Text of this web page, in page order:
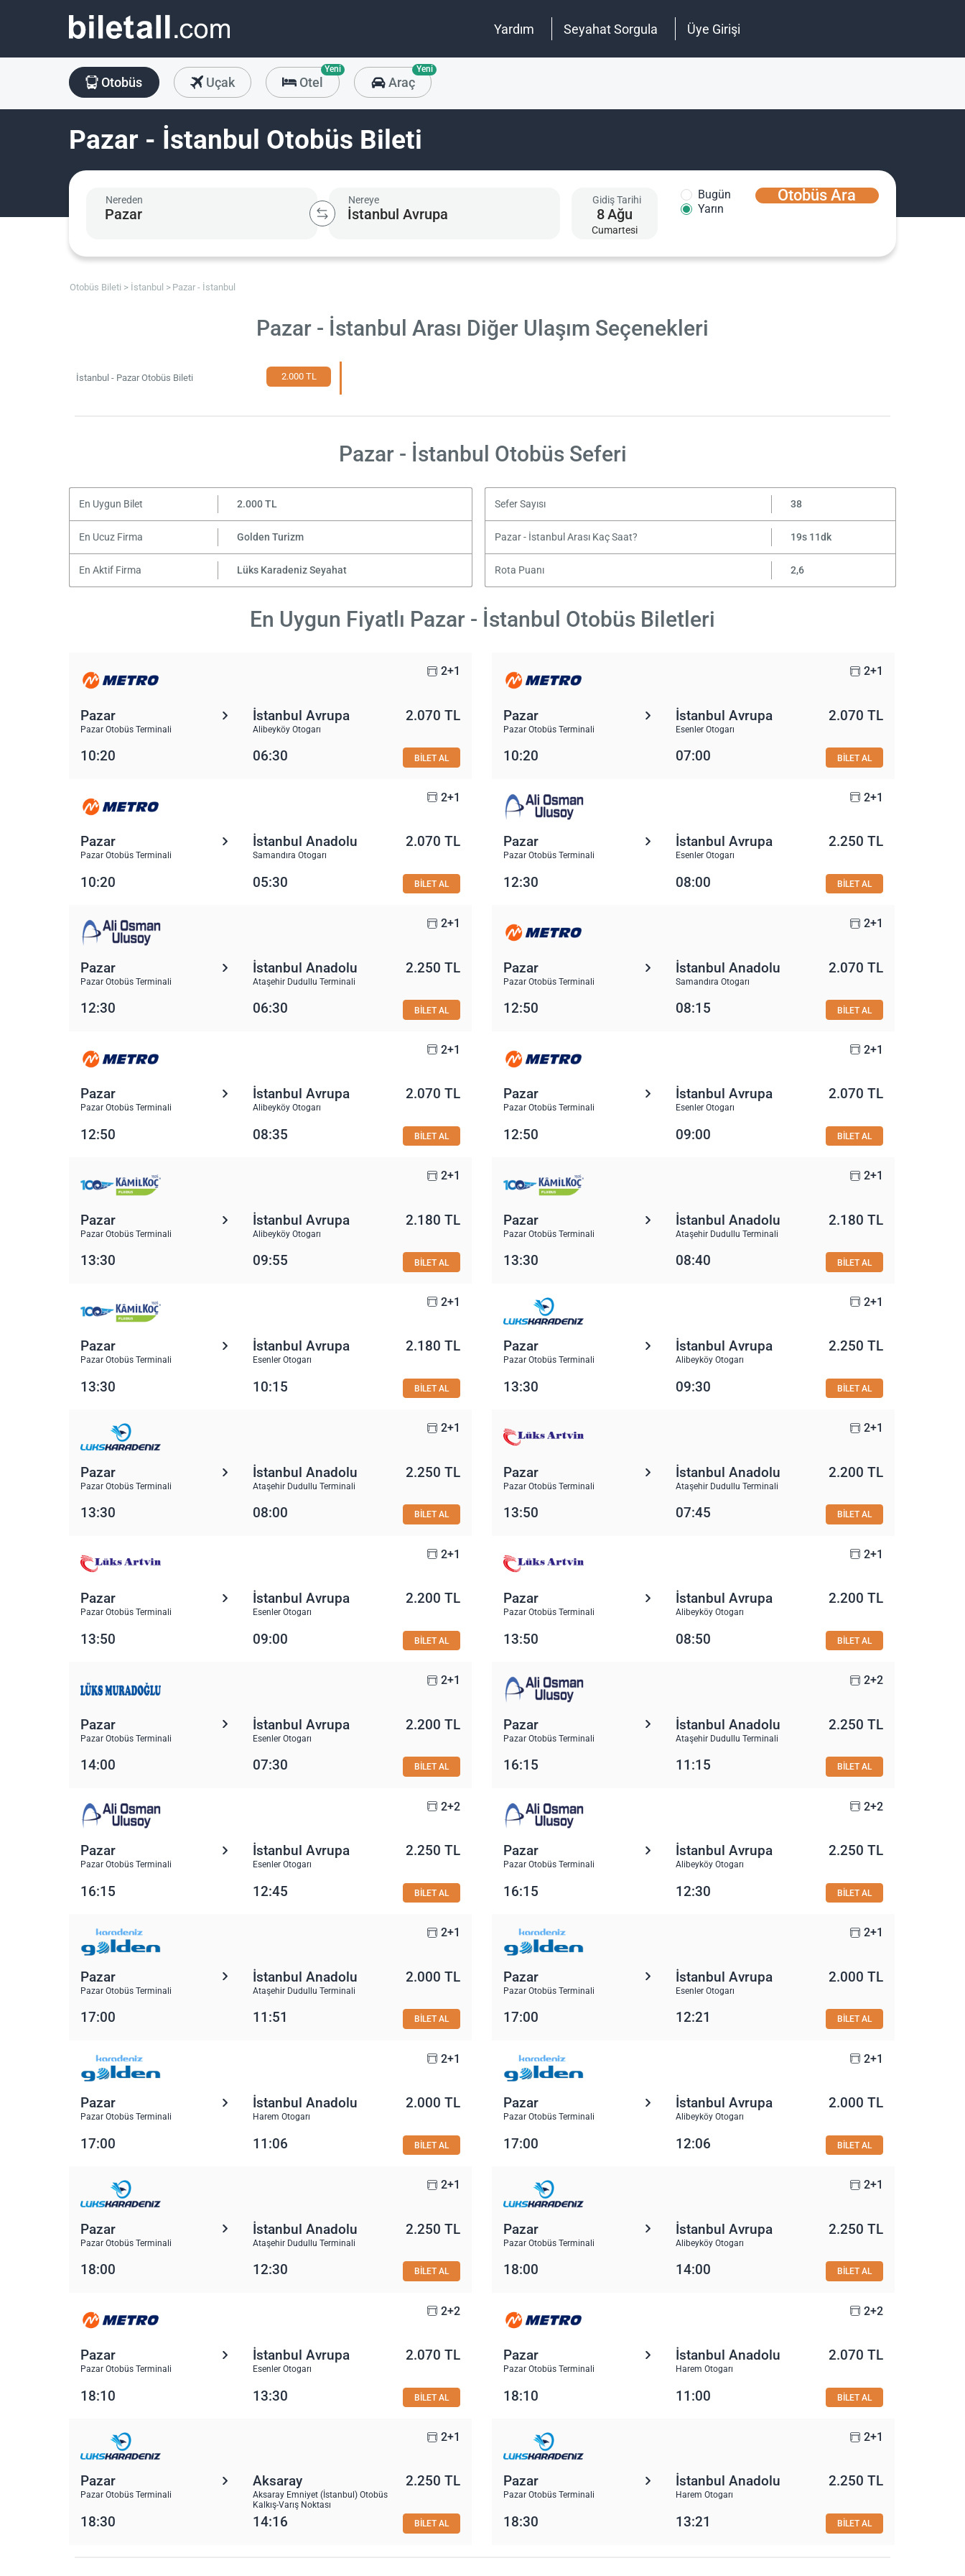
Yardım Seyahat Sorgula Üye Girişi
Otobüs Uçak Otel
Yeni
Araç
Yeni
Pazar - İstanbul Otobüs Bileti
Nereden Nereye Gidiş Tarihi
8Ağu
Cumartesi
Bugün
Yarın
Otobüs Ara
Otobüs Bileti İstanbul Pazar - İstanbul
Pazar - İstanbul Arası Diğer Ulaşım Seçenekleri
İstanbul - Pazar Otobüs Bileti 2.000 TL
Pazar - İstanbul Otobüs Seferi
En Uygun Bilet 2.000 TL Sefer Sayısı 38
En Ucuz Firma Golden Turizm Pazar - İstanbul Arası Kaç Saat? 19s 11dk
En Aktif Firma Lüks Karadeniz Seyahat Rota Puanı 2,6
En Uygun Fiyatlı Pazar - İstanbul Otobüs Biletleri
2+1
Pazar
Pazar Otobüs Terminali
İstanbul Avrupa
Alibeyköy Otogarı
2.070 TL
10:20 06:30 BİLET AL
2+1
Pazar
Pazar Otobüs Terminali
İstanbul Avrupa
Esenler Otogarı
2.070 TL
10:20 07:00 BİLET AL
2+1
Pazar
Pazar Otobüs Terminali
İstanbul Anadolu
Samandıra Otogarı
2.070 TL
10:20 05:30 BİLET AL
2+1
Pazar
Pazar Otobüs Terminali
İstanbul Avrupa
Esenler Otogarı
2.250 TL
12:30 08:00 BİLET AL
2+1
Pazar
Pazar Otobüs Terminali
İstanbul Anadolu
Ataşehir Dudullu Terminali
2.250 TL
12:30 06:30 BİLET AL
2+1
Pazar
Pazar Otobüs Terminali
İstanbul Anadolu
Samandıra Otogarı
2.070 TL
12:50 08:15 BİLET AL
2+1
Pazar
Pazar Otobüs Terminali
İstanbul Avrupa
Alibeyköy Otogarı
2.070 TL
12:50 08:35 BİLET AL
2+1
Pazar
Pazar Otobüs Terminali
İstanbul Avrupa
Esenler Otogarı
2.070 TL
12:50 09:00 BİLET AL
2+1
Pazar
Pazar Otobüs Terminali
İstanbul Avrupa
Alibeyköy Otogarı
2.180 TL
13:30 09:55 BİLET AL
2+1
Pazar
Pazar Otobüs Terminali
İstanbul Anadolu
Ataşehir Dudullu Terminali
2.180 TL
13:30 08:40 BİLET AL
2+1
Pazar
Pazar Otobüs Terminali
İstanbul Avrupa
Esenler Otogarı
2.180 TL
13:30 10:15 BİLET AL
2+1
Pazar
Pazar Otobüs Terminali
İstanbul Avrupa
Alibeyköy Otogarı
2.250 TL
13:30 09:30 BİLET AL
2+1
Pazar
Pazar Otobüs Terminali
İstanbul Anadolu
Ataşehir Dudullu Terminali
2.250 TL
13:30 08:00 BİLET AL
2+1
Pazar
Pazar Otobüs Terminali
İstanbul Anadolu
Ataşehir Dudullu Terminali
2.200 TL
13:50 07:45 BİLET AL
2+1
Pazar
Pazar Otobüs Terminali
İstanbul Avrupa
Esenler Otogarı
2.200 TL
13:50 09:00 BİLET AL
2+1
Pazar
Pazar Otobüs Terminali
İstanbul Avrupa
Alibeyköy Otogarı
2.200 TL
13:50 08:50 BİLET AL
2+1
Pazar
Pazar Otobüs Terminali
İstanbul Avrupa
Esenler Otogarı
2.200 TL
14:00 07:30 BİLET AL
2+2
Pazar
Pazar Otobüs Terminali
İstanbul Anadolu
Ataşehir Dudullu Terminali
2.250 TL
16:15 11:15 BİLET AL
2+2
Pazar
Pazar Otobüs Terminali
İstanbul Avrupa
Esenler Otogarı
2.250 TL
16:15 12:45 BİLET AL
2+2
Pazar
Pazar Otobüs Terminali
İstanbul Avrupa
Alibeyköy Otogarı
2.250 TL
16:15 12:30 BİLET AL
2+1
Pazar
Pazar Otobüs Terminali
İstanbul Anadolu
Ataşehir Dudullu Terminali
2.000 TL
17:00 11:51 BİLET AL
2+1
Pazar
Pazar Otobüs Terminali
İstanbul Avrupa
Esenler Otogarı
2.000 TL
17:00 12:21 BİLET AL
2+1
Pazar
Pazar Otobüs Terminali
İstanbul Anadolu
Harem Otogarı
2.000 TL
17:00 11:06 BİLET AL
2+1
Pazar
Pazar Otobüs Terminali
İstanbul Avrupa
Alibeyköy Otogarı
2.000 TL
17:00 12:06 BİLET AL
2+1
Pazar
Pazar Otobüs Terminali
İstanbul Anadolu
Ataşehir Dudullu Terminali
2.250 TL
18:00 12:30 BİLET AL
2+1
Pazar
Pazar Otobüs Terminali
İstanbul Avrupa
Alibeyköy Otogarı
2.250 TL
18:00 14:00 BİLET AL
2+2
Pazar
Pazar Otobüs Terminali
İstanbul Avrupa
Esenler Otogarı
2.070 TL
18:10 13:30 BİLET AL
2+2
Pazar
Pazar Otobüs Terminali
İstanbul Anadolu
Harem Otogarı
2.070 TL
18:10 11:00 BİLET AL
2+1
Pazar
Pazar Otobüs Terminali
Aksaray
Aksaray Emniyet (İstanbul) Otobüs
Kalkış-Varış Noktası
2.250 TL
18:30 14:16 BİLET AL
2+1
Pazar
Pazar Otobüs Terminali
İstanbul Anadolu
Harem Otogarı
2.250 TL
18:30 13:21 BİLET AL